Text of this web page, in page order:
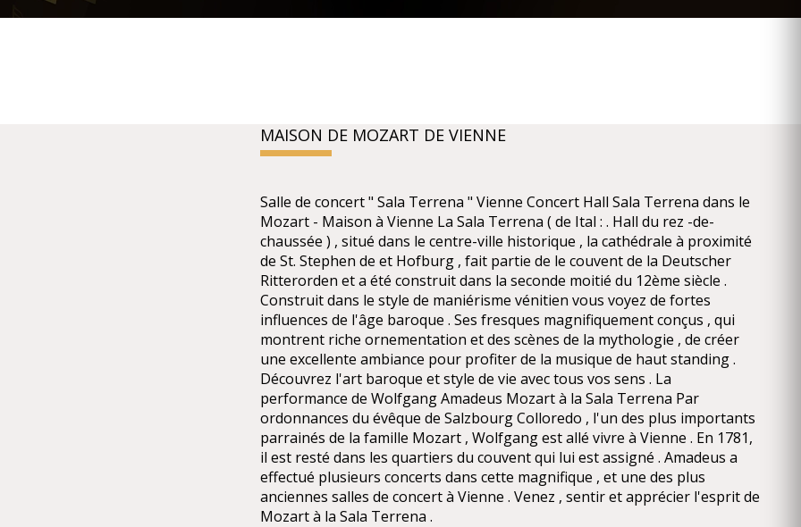
MAISON DE MOZART DE VIENNE
Salle de concert " Sala Terrena " Vienne Concert Hall Sala Terrena dans le
Mozart - Maison à Vienne La Sala Terrena ( de Ital : . Hall du rez -de-
chaussée ) , situé dans le centre-ville historique , la cathédrale à proximité
de St. Stephen de et Hofburg , fait partie de le couvent de la Deutscher
Ritterorden et a été construit dans la seconde moitié du 12ème siècle .
Construit dans le style de maniérisme vénitien vous voyez de fortes
influences de l'âge baroque . Ses fresques magnifiquement conçus , qui
montrent riche ornementation et des scènes de la mythologie , de créer
une excellente ambiance pour profiter de la musique de haut standing .
Découvrez l'art baroque et style de vie avec tous vos sens . La
performance de Wolfgang Amadeus Mozart à la Sala Terrena Par
ordonnances du évêque de Salzbourg Colloredo , l'un des plus importants
parrainés de la famille Mozart , Wolfgang est allé vivre à Vienne . En 1781,
il est resté dans les quartiers du couvent qui lui est assigné . Amadeus a
effectué plusieurs concerts dans cette magnifique , et une des plus
anciennes salles de concert à Vienne . Venez , sentir et apprécier l'esprit de
Mozart à la Sala Terrena .